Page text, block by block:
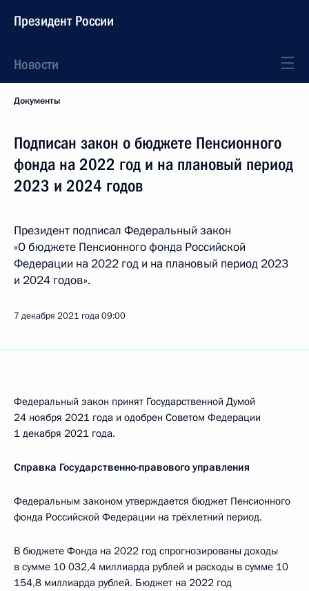
Президент России
Новости
Документы
Подписан закон о бюджете Пенсионного
фонда на 2022 год и на плановый период
2023 и 2024 годов
Президент подписал Федеральный закон
«О бюджете Пенсионного фонда Российской
Федерации на 2022 год и на плановый период 2023
и 2024 годов».
7 декабря 2021 года09:00
Федеральный закон принят Государственной Думой
24 ноября 2021 года и одобрен Советом Федерации
1 декабря 2021 года.
Справка Государственно-правового управления
Федеральным законом утверждается бюджет Пенсионного
фонда Российской Федерации на трёхлетний период.
В бюджете Фонда на 2022 год спрогнозированы доходы
в сумме 10 032,4 миллиарда рублей и расходы в сумме 10
154,8 миллиарда рублей. Бюджет на 2022 год